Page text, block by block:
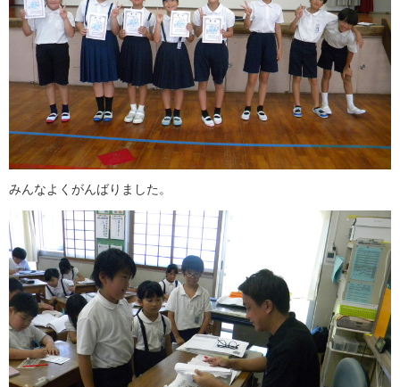
みんなよくがんばりました。